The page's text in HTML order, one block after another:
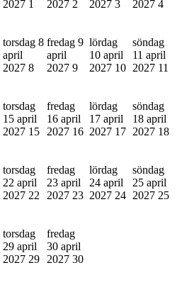
2027 1
2027 2
2027 3
2027 4
torsdag 8
april
2027 8
fredag 9
april
2027 9
lördag
10 april
2027 10
söndag
11 april
2027 11
torsdag
15 april
2027 15
fredag
16 april
2027 16
lördag
17 april
2027 17
söndag
18 april
2027 18
torsdag
22 april
2027 22
fredag
23 april
2027 23
lördag
24 april
2027 24
söndag
25 april
2027 25
torsdag
29 april
2027 29
fredag
30 april
2027 30